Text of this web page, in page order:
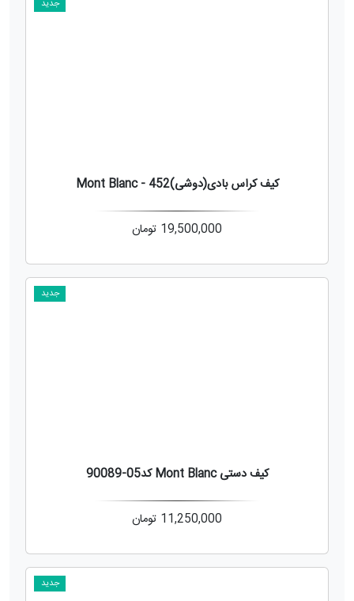
جدید
کیف کراس بادی(دوشی)452 - Mont Blanc
19,500,000 تومان
جدید
کیف دستی Mont Blanc کد05-90089
11,250,000 تومان
جدید